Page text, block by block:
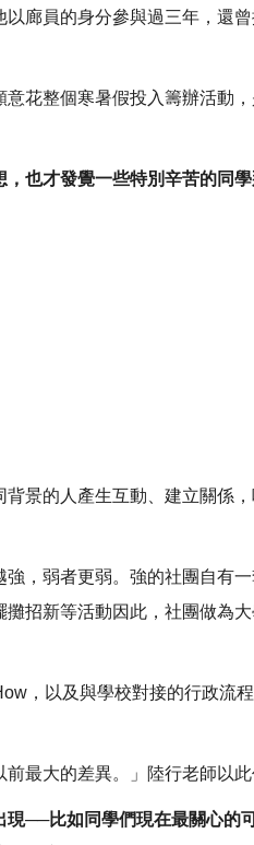
廊員的身分參與過三年，還
花整個寒暑假投入籌辦活動
也才發覺一些特別辛苦的同學
景的人產生互動、建立關係
，弱者更弱。強的社團自有
招新等活動因此，社團做為
，以及與學校對接的行政流
最大的差異。」陸行老師以此
──比如同學們現在最關心的